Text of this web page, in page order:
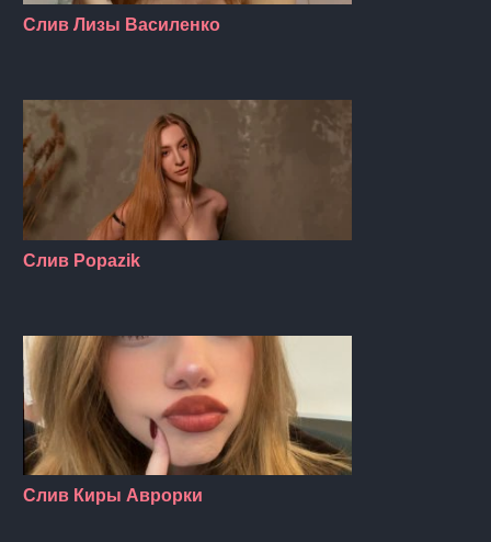
Слив Лизы Василенко
Слив Popazik
Слив Киры Аврорки